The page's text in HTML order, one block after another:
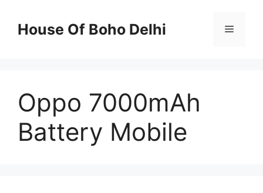
contentHouse Of Boho Delhi Menu
Oppo 7000mAh
Battery Mobile